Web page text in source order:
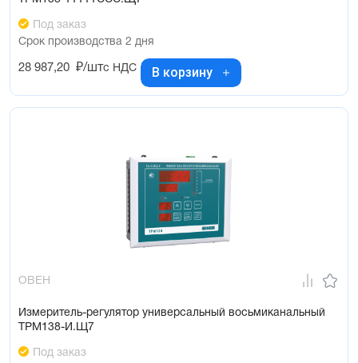
Под заказ
Срок производства 2 дня
28 987,20 ₽/штс НДС В корзину
ОВЕН
Измеритель-регулятор универсальный восьмиканальный
ТРМ138-И.Щ7
Под заказ